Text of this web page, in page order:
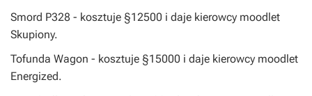
Smord P328 - kosztuje §12500 i daje kierowcy moodlet
Skupiony.
Tofunda Wagon - kosztuje §15000 i daje kierowcy moodlet
Energized.